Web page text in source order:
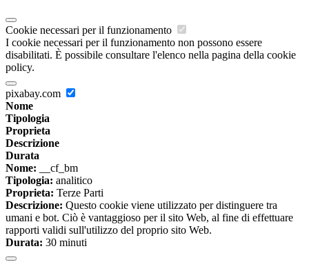
Cookie necessari per il funzionamento
I cookie necessari per il funzionamento non possono essere
disabilitati. È possibile consultare l'elenco nella pagina della cookie
policy.
pixabay.com
Nome
Tipologia
Proprieta
Descrizione
Durata
Nome: __cf_bm
Tipologia: analitico
Proprieta: Terze Parti
Descrizione: Questo cookie viene utilizzato per distinguere tra
umani e bot. Ciò è vantaggioso per il sito Web, al fine di effettuare
rapporti validi sull'utilizzo del proprio sito Web.
Durata: 30 minuti